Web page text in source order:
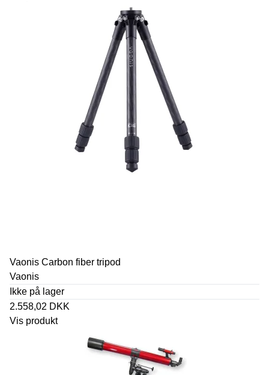
Vaonis Carbon fiber tripod
Vaonis
Ikke på lager
2.558,02 DKK
Vis produkt